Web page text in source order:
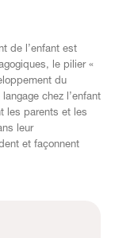
de l’enfant est
le pilier «
du
chez l’enfant
les parents et les
leur
et façonnent